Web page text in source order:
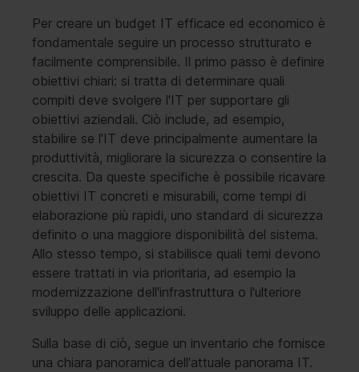
Per creare un budget IT efficace ed economico è
fondamentale seguire un processo strutturato e
facilmente comprensibile. Il primo passo è definire
obiettivi chiari: si tratta di determinare quali
compiti deve svolgere l'IT per supportare gli
obiettivi aziendali. Ciò include, ad esempio,
stabilire se l'IT deve principalmente aumentare la
produttività, migliorare la sicurezza o consentire la
crescita. Da queste specifiche è possibile ricavare
obiettivi IT concreti e misurabili, come tempi di
elaborazione più rapidi, uno standard di sicurezza
definito o una maggiore disponibilità del sistema.
Allo stesso tempo, si stabilisce quali temi devono
essere trattati in via prioritaria, ad esempio la
modernizzazione dell'infrastruttura o l'ulteriore
sviluppo delle applicazioni.
Sulla base di ciò, segue un inventario che fornisce
una chiara panoramica dell'attuale panorama IT.